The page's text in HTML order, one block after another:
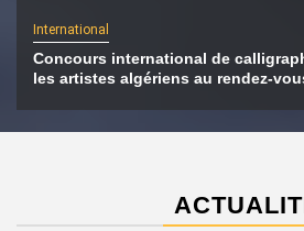
International
Concours international de
les artistes algériens au rendez-